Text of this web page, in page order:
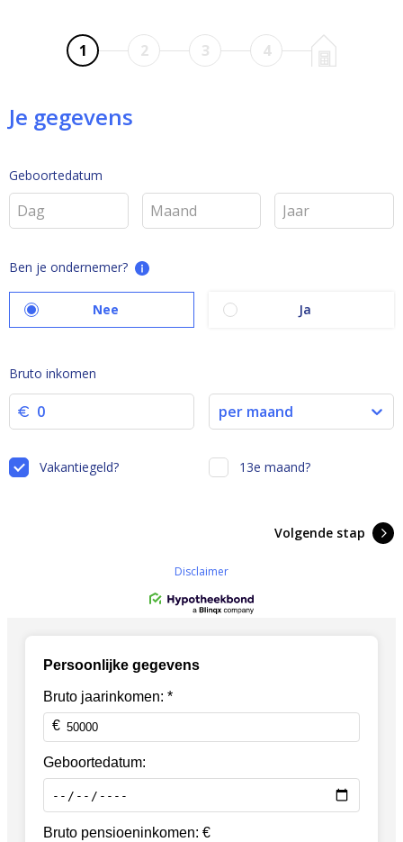
Persoonlijke gegevens
Bruto jaarinkomen: *
Geboortedatum:
Bruto pensioeninkomen: €